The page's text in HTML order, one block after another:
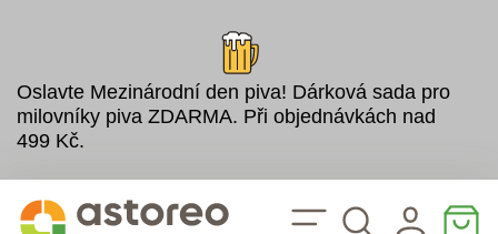
Oslavte Mezinárodní den piva! Dárková sada pro
milovníky piva ZDARMA. Při objednávkách nad
499 Kč.